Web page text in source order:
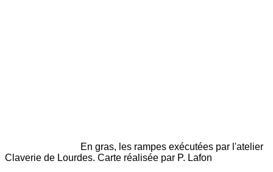
En gras, les rampes exécutées par l'atelier
Claverie de Lourdes. Carte réalisée par P. Lafon